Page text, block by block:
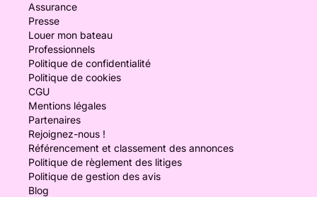
Assurance
Presse
Louer mon bateau
Professionnels
Politique de confidentialité
Politique de cookies
CGU
Mentions légales
Partenaires
Rejoignez-nous !
Référencement et classement des annonces
Politique de règlement des litiges
Politique de gestion des avis
Blog